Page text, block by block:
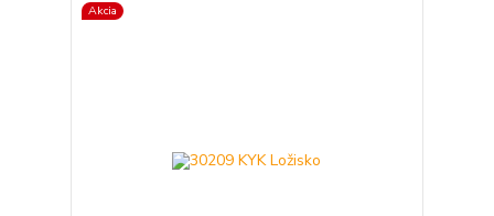
Akcia